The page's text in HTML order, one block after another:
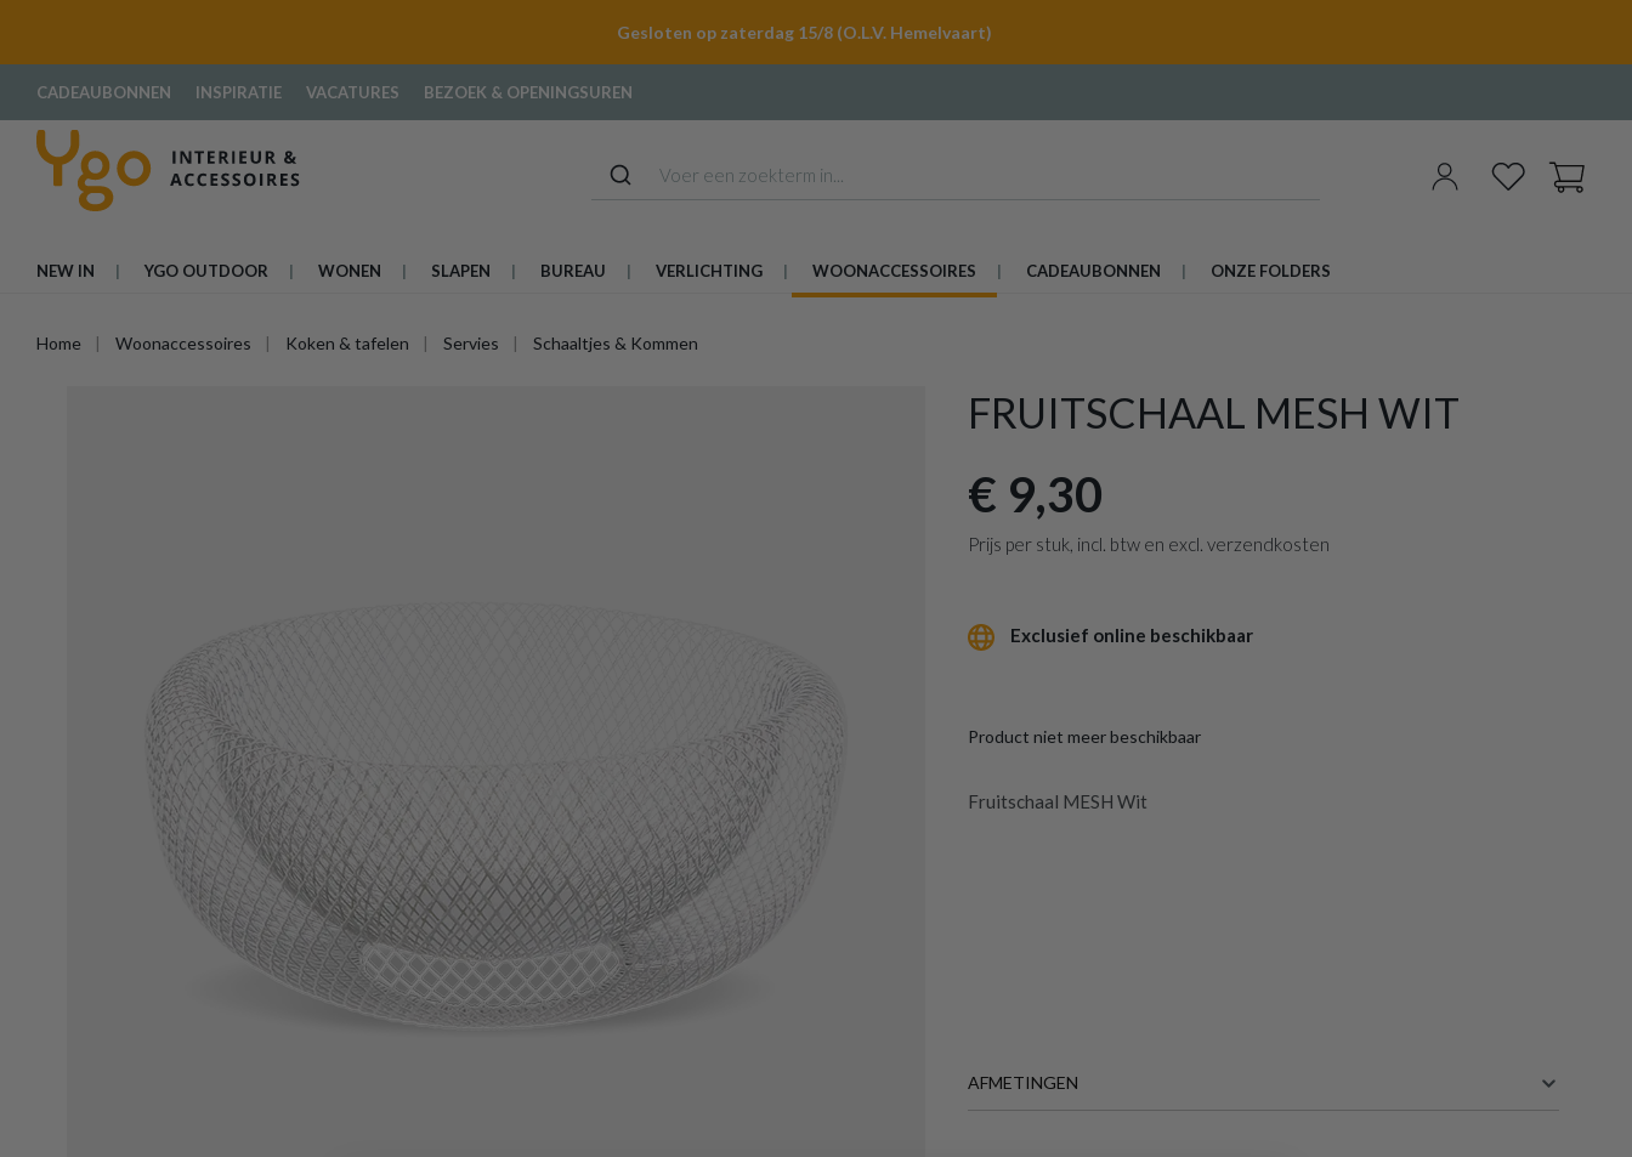
Gesloten op zaterdag 15/8 (O.L.V. Hemelvaart)
CADEAUBONNEN INSPIRATIE VACATURES BEZOEK & OPENINGSUREN
NEW IN YGO OUTDOOR WONEN SLAPEN BUREAU VERLICHTING WOONACCESSOIRES CADEAUBONNEN ONZE FOLDERS
Home Woonaccessoires Koken & tafelen Servies Schaaltjes & Kommen
FRUITSCHAAL MESH WIT
€ 9,30
Prijs per stuk, incl. btw en excl. verzendkosten
Exclusief online beschikbaar
Product niet meer beschikbaar
Fruitschaal MESH Wit
AFMETINGEN